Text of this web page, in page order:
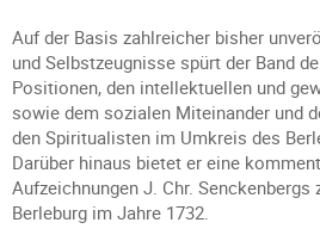
Auf der Basis zahlreicher bisher
und Selbstzeugnisse spürt der Band
Positionen, den intellektuellen und
sowie dem sozialen Miteinander und
den Spiritualisten im Umkreis des
Darüber hinaus bietet er eine
Aufzeichnungen J. Chr. Senckenbergs
Berleburg im Jahre 1732.